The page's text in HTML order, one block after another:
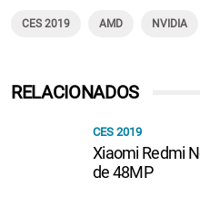
CES 2019 AMD NVIDIA
RELACIONADOS
CES 2019
Xiaomi Redmi
de 48MP